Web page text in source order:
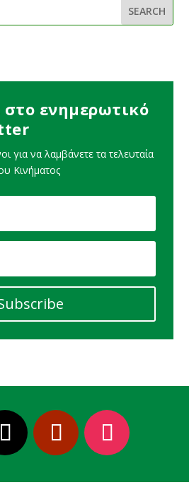
στο ενημερωτικό
για να λαμβάνετε τα τελευταία
Κινήματος